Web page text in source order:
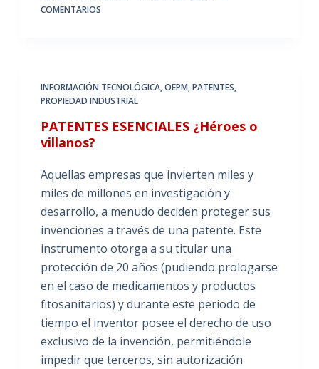
COMENTARIOS
INFORMACIÓN TECNOLÓGICA,OEPM,PATENTES,
PROPIEDAD INDUSTRIAL
PATENTES ESENCIALES ¿Héroes o
villanos?
Aquellas empresas que invierten miles y
miles de millones en investigación y
desarrollo, a menudo deciden proteger sus
invenciones a través de una patente. Este
instrumento otorga a su titular una
protección de 20 años (pudiendo prologarse
en el caso de medicamentos y productos
fitosanitarios) y durante este periodo de
tiempo el inventor posee el derecho de uso
exclusivo de la invención, permitiéndole
impedir que terceros, sin autorización